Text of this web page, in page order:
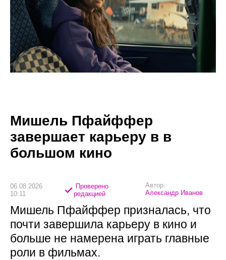
Мишель Пфайффер
завершает карьеру в в
большом кино
06.08.2026
10:11
Проверено
редакцией
Автор:
Александр Иванов
Мишель Пфайффер призналась, что
почти завершила карьеру в кино и
больше не намерена играть главные
роли в фильмах.